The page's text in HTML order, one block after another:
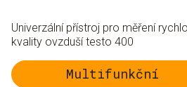
Univerzální přístroj pro měření
kvality ovzduší testo 400
Multifunkční